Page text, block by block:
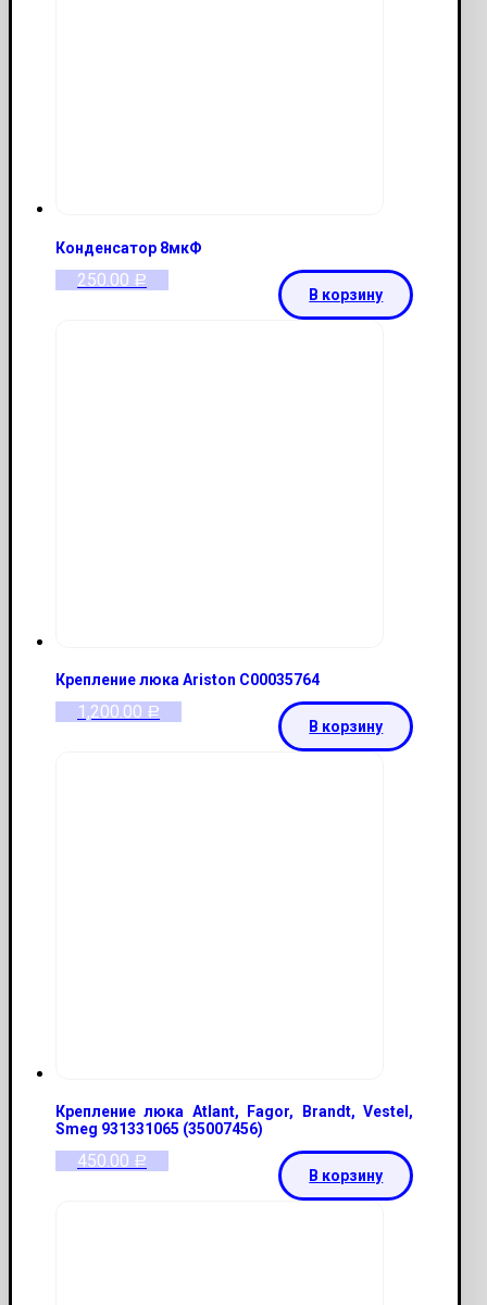
Конденсатор 8мкФ
250.00 Р
В корзину
Крепление люка Ariston C00035764
1,200.00 Р
В корзину
Крепление люка Atlant, Fagor, Brandt, Vestel,
Smeg 931331065 (35007456)
450.00 Р
В корзину